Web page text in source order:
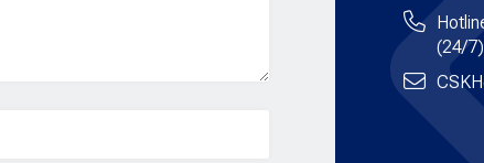
(24/7)